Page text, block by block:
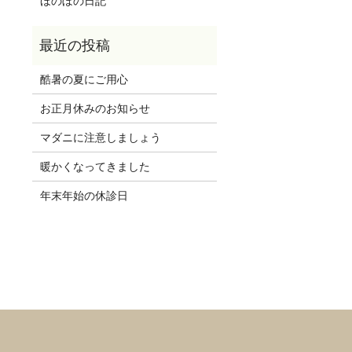
酷暑の夏にご用心
お正月休みのお知らせ
マダニに注意しましょう
暖かくなってきました
年末年始の休診日